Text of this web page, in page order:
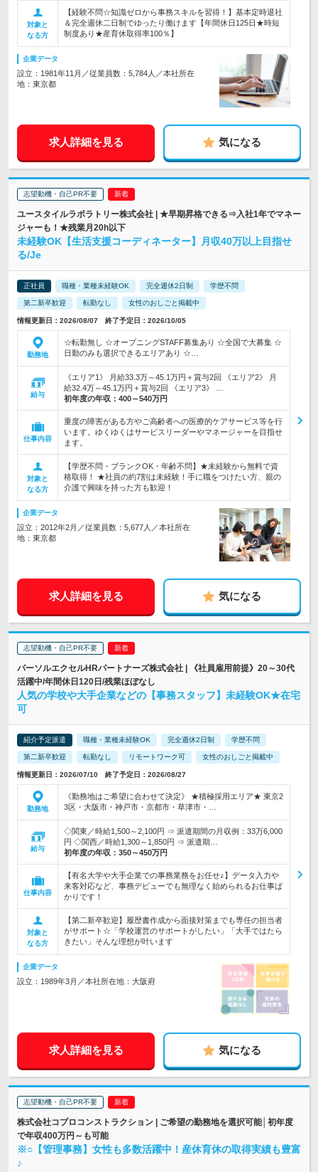
対象と
なる方
【経験不問☆知識ゼロから事務スキルを習得！】基本定時退社
＆完全週休二日制でゆったり働けます【年間休日125日★時短
制度あり★産育休取得率100％】
企業データ
設立：1981年11月／従業員数：5,784人／本社所在
地：東京都
求人詳細を見る 気になる
志望動機・自己PR不要
ユースタイルラボラトリー株式会社 | ★早期昇格できる⇒入社1年でマネー
ジャーも！★残業月20h以下
未経験OK【生活支援コーディネーター】月収40万以上目指せ
る/Je
正社員 職種・業種未経験OK 完全週休2日制 学歴不問
第二新卒歓迎 転勤なし 女性のおしごと掲載中
情報更新日：2026/08/07 終了予定日：2026/10/05
勤務地
☆転勤無し ☆オープニングSTAFF募集あり ☆全国で大募集 ☆
日勤のみも選択できるエリアあり ☆…
給与
《エリア1》 月給33.3万～45.1万円＋賞与2回 《エリア2》 月
給32.4万～45.1万円＋賞与2回 《エリア3》 …
初年度の年収： 400～540万円
仕事内容
重度の障害がある方やご高齢者への医療的ケアサービス等を行
います。ゆくゆくはサービスリーダーやマネージャーを目指せ
ます。
対象と
なる方
【学歴不問・ブランクOK・年齢不問】★未経験から無料で資
格取得！ ★社員の約7割は未経験！手に職をつけたい方、親の
介護で興味を持った方も歓迎！
企業データ
設立：2012年2月／従業員数：5,677人／本社所在
地：東京都
求人詳細を見る 気になる
志望動機・自己PR不要
パーソルエクセルHRパートナーズ株式会社 | 《社員雇用前提》20～30代
活躍中/年間休日120日/残業ほぼなし
人気の学校や大手企業などの【事務スタッフ】未経験OK★在宅
可
紹介予定派遣 職種・業種未経験OK 完全週休2日制 学歴不問
第二新卒歓迎 転勤なし リモートワーク可 女性のおしごと掲載中
情報更新日：2026/07/10 終了予定日：2026/08/27
勤務地
《勤務地はご希望に合わせて決定》 ★積極採用エリア★ 東京2
3区・大阪市・神戸市・京都市・草津市・…
給与
◇関東／時給1,500～2,100円 ⇒ 派遣期間の月収例：33万6,000
円 ◇関西／時給1,300～1,850円 ⇒ 派遣期…
初年度の年収： 350～450万円
仕事内容
【有名大学や大手企業での事務業務をお任せ♪】データ入力や
来客対応など、事務デビューでも無理なく始められるお仕事ば
かりです！
対象と
なる方
【第二新卒歓迎】履歴書作成から面接対策までも専任の担当者
がサポート☆「学校運営のサポートがしたい」「大手ではたら
きたい」そんな理想が叶います
企業データ
設立：1989年3月／本社所在地：大阪府
求人詳細を見る 気になる
志望動機・自己PR不要
株式会社コプロコンストラクション | ご希望の勤務地を選択可能│初年度
で年収400万円～も可能
※○【管理事務】女性も多数活躍中！産休育休の取得実績も豊富
♪